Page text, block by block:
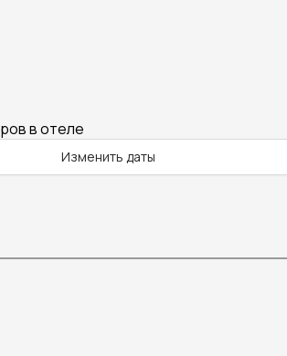
в отеле
Изменить даты